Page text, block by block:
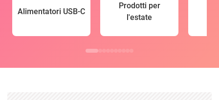
Alimentatori USB-C
Prodotti per
l'estate